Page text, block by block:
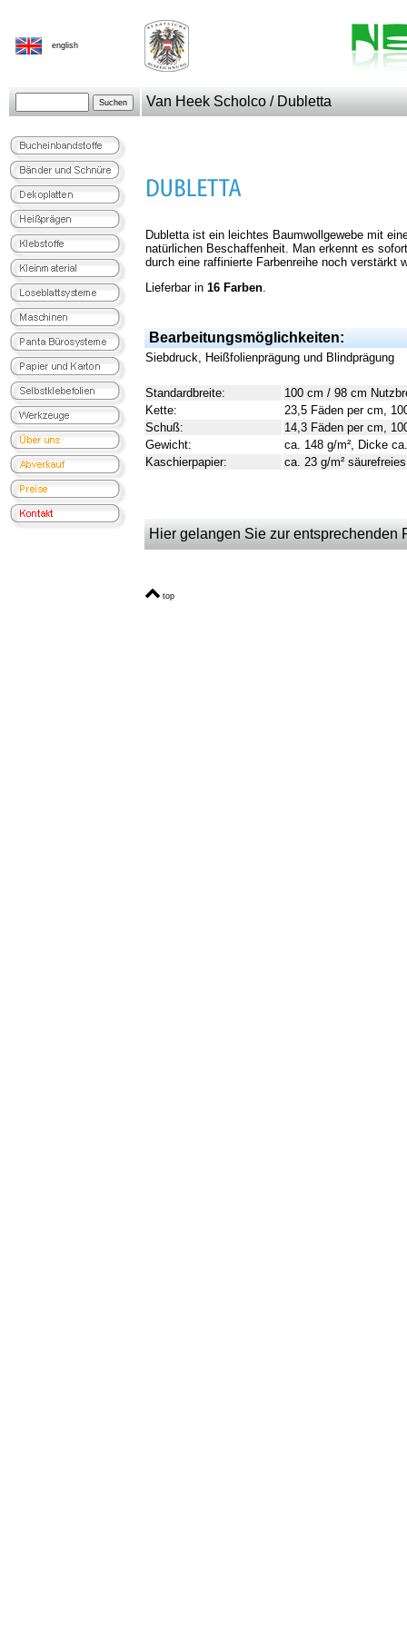
english
Van Heek Scholco / Dubletta
Dubletta ist ein leichtes Baumwollgewebe mit
natürlichen Beschaffenheit. Man erkennt es
durch eine raffinierte Farbenreihe noch verstärkt
Lieferbar in 16 Farben.
Bearbeitungsmöglichkeiten:
Siebdruck, Heißfolienprägung und Blindprägung
Standardbreite:
100 cm / 98 cm
Kette:
23,5 Fäden per cm,
Schuß:
14,3 Fäden per cm,
Gewicht:
ca. 148 g/m², Dicke
Kaschierpapier:
ca. 23 g/m²
Hier gelangen Sie zur entsprechenden
top